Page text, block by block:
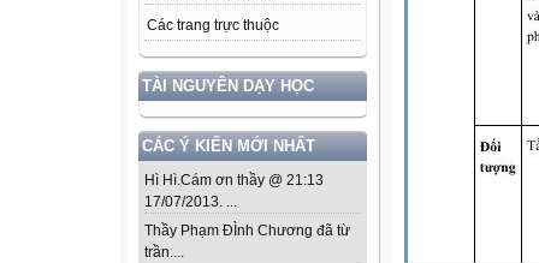
Các trang trực thuộc
TÀI NGUYÊN DẠY HỌC
CÁC Ý KIẾN MỚI NHẤT
Hì Hì.Cám ơn thầy @ 21:13
17/07/2013. ...
Thầy Phạm ĐÌnh Chương đã từ
trần....